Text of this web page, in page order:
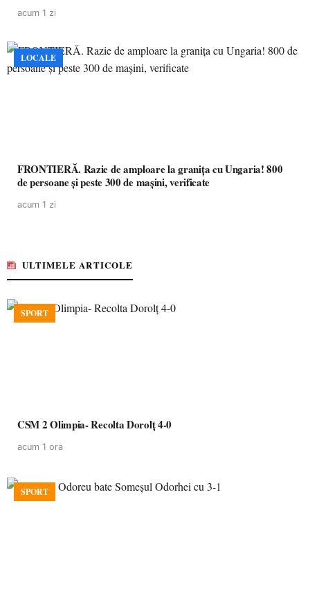
acum 1 zi
LOCALE
FRONTIERĂ. Razie de amploare la granița cu Ungaria! 800
de persoane și peste 300 de mașini, verificate
acum 1 zi
ULTIMELE ARTICOLE
SPORT
CSM 2 Olimpia- Recolta Dorolț 4-0
acum 1 ora
SPORT